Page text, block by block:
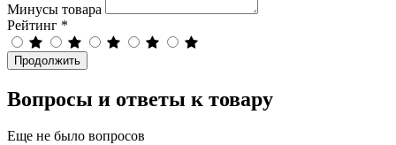
Минусы товара
Рейтинг *
Продолжить
Вопросы и ответы к товару
Еще не было вопросов